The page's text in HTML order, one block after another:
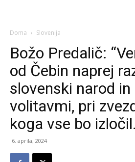
Doma Slovenija
Božo Predalič:
od Čebin naprej
slovenski narod in
volitavmi, pri
koga vse bo
6. aprila, 2024